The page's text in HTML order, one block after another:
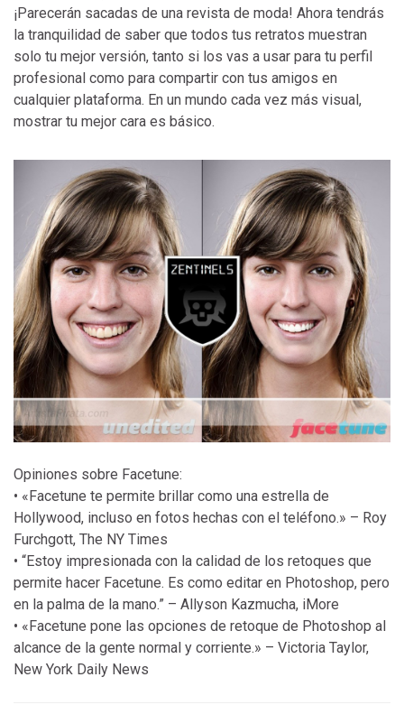
¡Parecerán sacadas de una revista de moda! Ahora tendrás
la tranquilidad de saber que todos tus retratos muestran
solo tu mejor versión, tanto si los vas a usar para tu perfil
profesional como para compartir con tus amigos en
cualquier plataforma. En un mundo cada vez más visual,
mostrar tu mejor cara es básico.
Opiniones sobre Facetune:
• «Facetune te permite brillar como una estrella de
Hollywood, incluso en fotos hechas con el teléfono.» – Roy
Furchgott, The NY Times
• “Estoy impresionada con la calidad de los retoques que
permite hacer Facetune. Es como editar en Photoshop, pero
en la palma de la mano.” – Allyson Kazmucha, iMore
• «Facetune pone las opciones de retoque de Photoshop al
alcance de la gente normal y corriente.» – Victoria Taylor,
New York Daily News